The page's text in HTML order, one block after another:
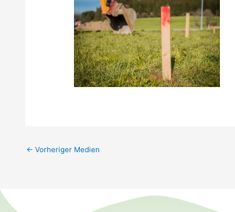
← Vorheriger Medien